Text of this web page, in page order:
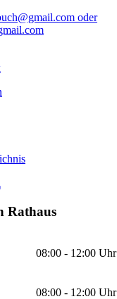
oder
Rathaus
08:00 - 12:00 Uhr
08:00 - 12:00 Uhr